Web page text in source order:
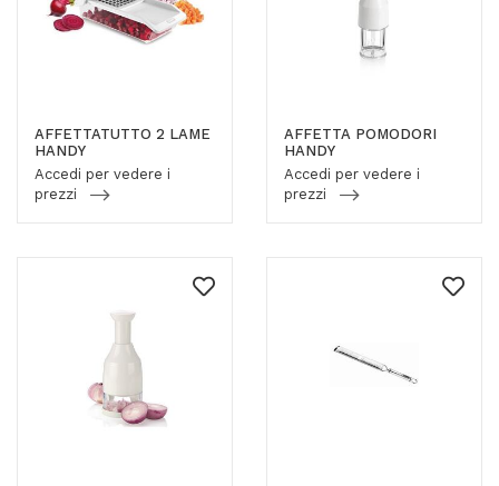
AFFETTATUTTO 2 LAME
HANDY
Accedi per vedere i
prezzi
AFFETTA POMODORI
HANDY
Accedi per vedere i
prezzi